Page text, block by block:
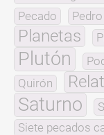
Pecado
Planetas
Plutón
Quirón
Saturno
Siete pecados